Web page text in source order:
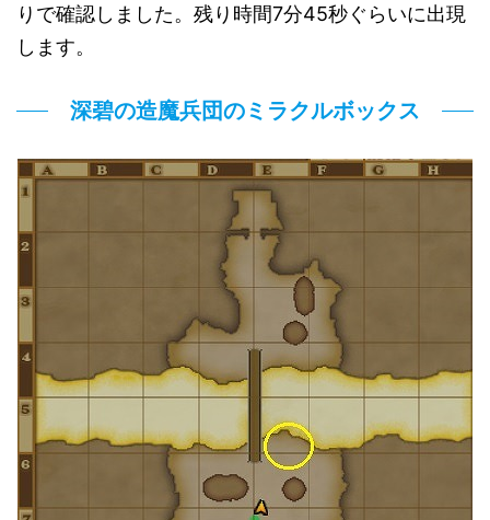
りで確認しました。残り時間7分45秒ぐらいに出現
します。
深碧の造魔兵団のミラクルボックス